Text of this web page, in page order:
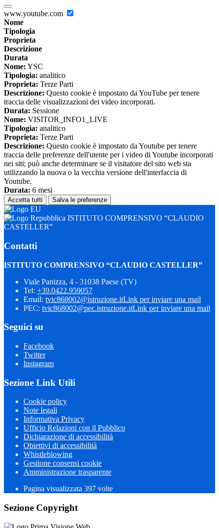
www.youtube.com
Nome
Tipologia
Proprieta
Descrizione
Durata
Nome: YSC
Tipologia: analitico
Proprieta: Terze Parti
Descrizione: Questo cookie è impostato da YouTube per tenere
traccia delle visualizzazioni dei video incorporati.
Durata: Sessione
Nome: VISITOR_INFO1_LIVE
Tipologia: analitico
Proprieta: Terze Parti
Descrizione: Questo cookie è impostato da Youtube per tenere
traccia delle preferenze dell'utente per i video di Youtube incorporati
nei siti; può anche determinare se il visitatore del sito web sta
utilizzando la nuova o la vecchia versione dell'interfaccia di
Youtube.
Durata: 6 mesi
Accetta tutti Salva le preferenze
ISTITUTO COMPRENSIVO “CLAUDIO
CASTELLER”
Contatti
ISTITUTO COMPRENSIVO “CLAUDIO CASTELLER”
Viale Panizza, 4 - 31038 Paese (TV)
Tel: +39.0422.959057
Email: tvic868002@istruzione.itLink per inviare una mail
PEC: tvic868002@pec.istruzione.itLink per inviare una mail
Seguici su
Facebook
Twitter
Instagram
Sezione Link Utili
Cookie policy
Note legali
Informativa Privacy
Ufficio Relazioni con il Pubblico
Dichiarazione di accessibilità
Obiettivi di accessibilità
Whistleblowing
Gestione consensi cookie
Amministrazione trasparente
Pagina visualizzata 397 volte
Sezione Copyright